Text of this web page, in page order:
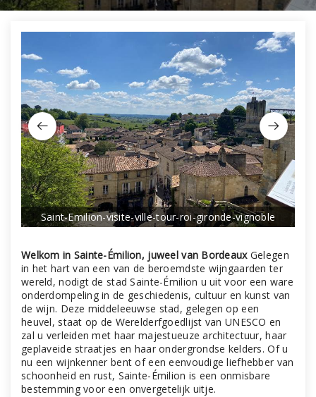
Saint-Emilion-visite-ville-tour-roi-gironde-vignoble
Welkom in Sainte-Émilion, juweel van BordeauxGelegen
in het hart van een van de beroemdste wijngaarden ter
wereld, nodigt de stad Sainte-Émilion u uit voor een ware
onderdompeling in de geschiedenis, cultuur en kunst van
de wijn. Deze middeleeuwse stad, gelegen op een
heuvel, staat op de Werelderfgoedlijst van UNESCO en
zal u verleiden met haar majestueuze architectuur, haar
geplaveide straatjes en haar ondergrondse kelders. Of u
nu een wijnkenner bent of een eenvoudige liefhebber van
schoonheid en rust, Sainte-Émilion is een onmisbare
bestemming voor een onvergetelijk uitje.